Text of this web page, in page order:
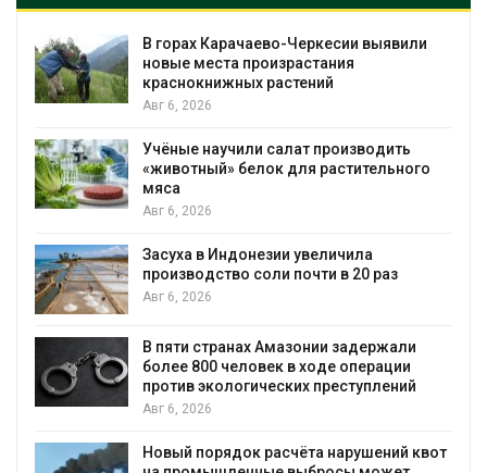
В горах Карачаево-Черкесии выявили
новые места произрастания
краснокнижных растений
Авг 6, 2026
Учёные научили салат производить
«животный» белок для растительного
мяса
Авг 6, 2026
Засуха в Индонезии увеличила
производство соли почти в 20 раз
Авг 6, 2026
В пяти странах Амазонии задержали
более 800 человек в ходе операции
против экологических преступлений
Авг 6, 2026
Новый порядок расчёта нарушений квот